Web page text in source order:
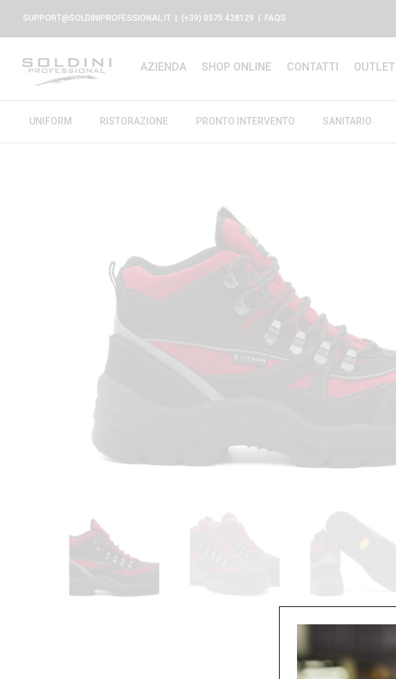
SUPPORT@SOLDINIPROFESSIONAL.IT | (+39) 0575 428129 | FAQS
AZIENDA SHOP ONLINE CONTATTI OUTLET
UNIFORM RISTORAZIONE PRONTO INTERVENTO SANITARIO